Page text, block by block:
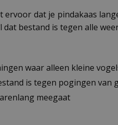
dat je pindakaas
bestand is tegen alle
waar alleen kleine
is tegen pogingen van
meegaat